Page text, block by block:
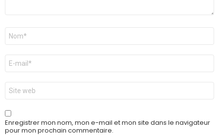
Nom
E-
mail
*
Site
web
Enregistrer mon nom, mon e-mail et mon site dans le navigateur
pour mon prochain commentaire.